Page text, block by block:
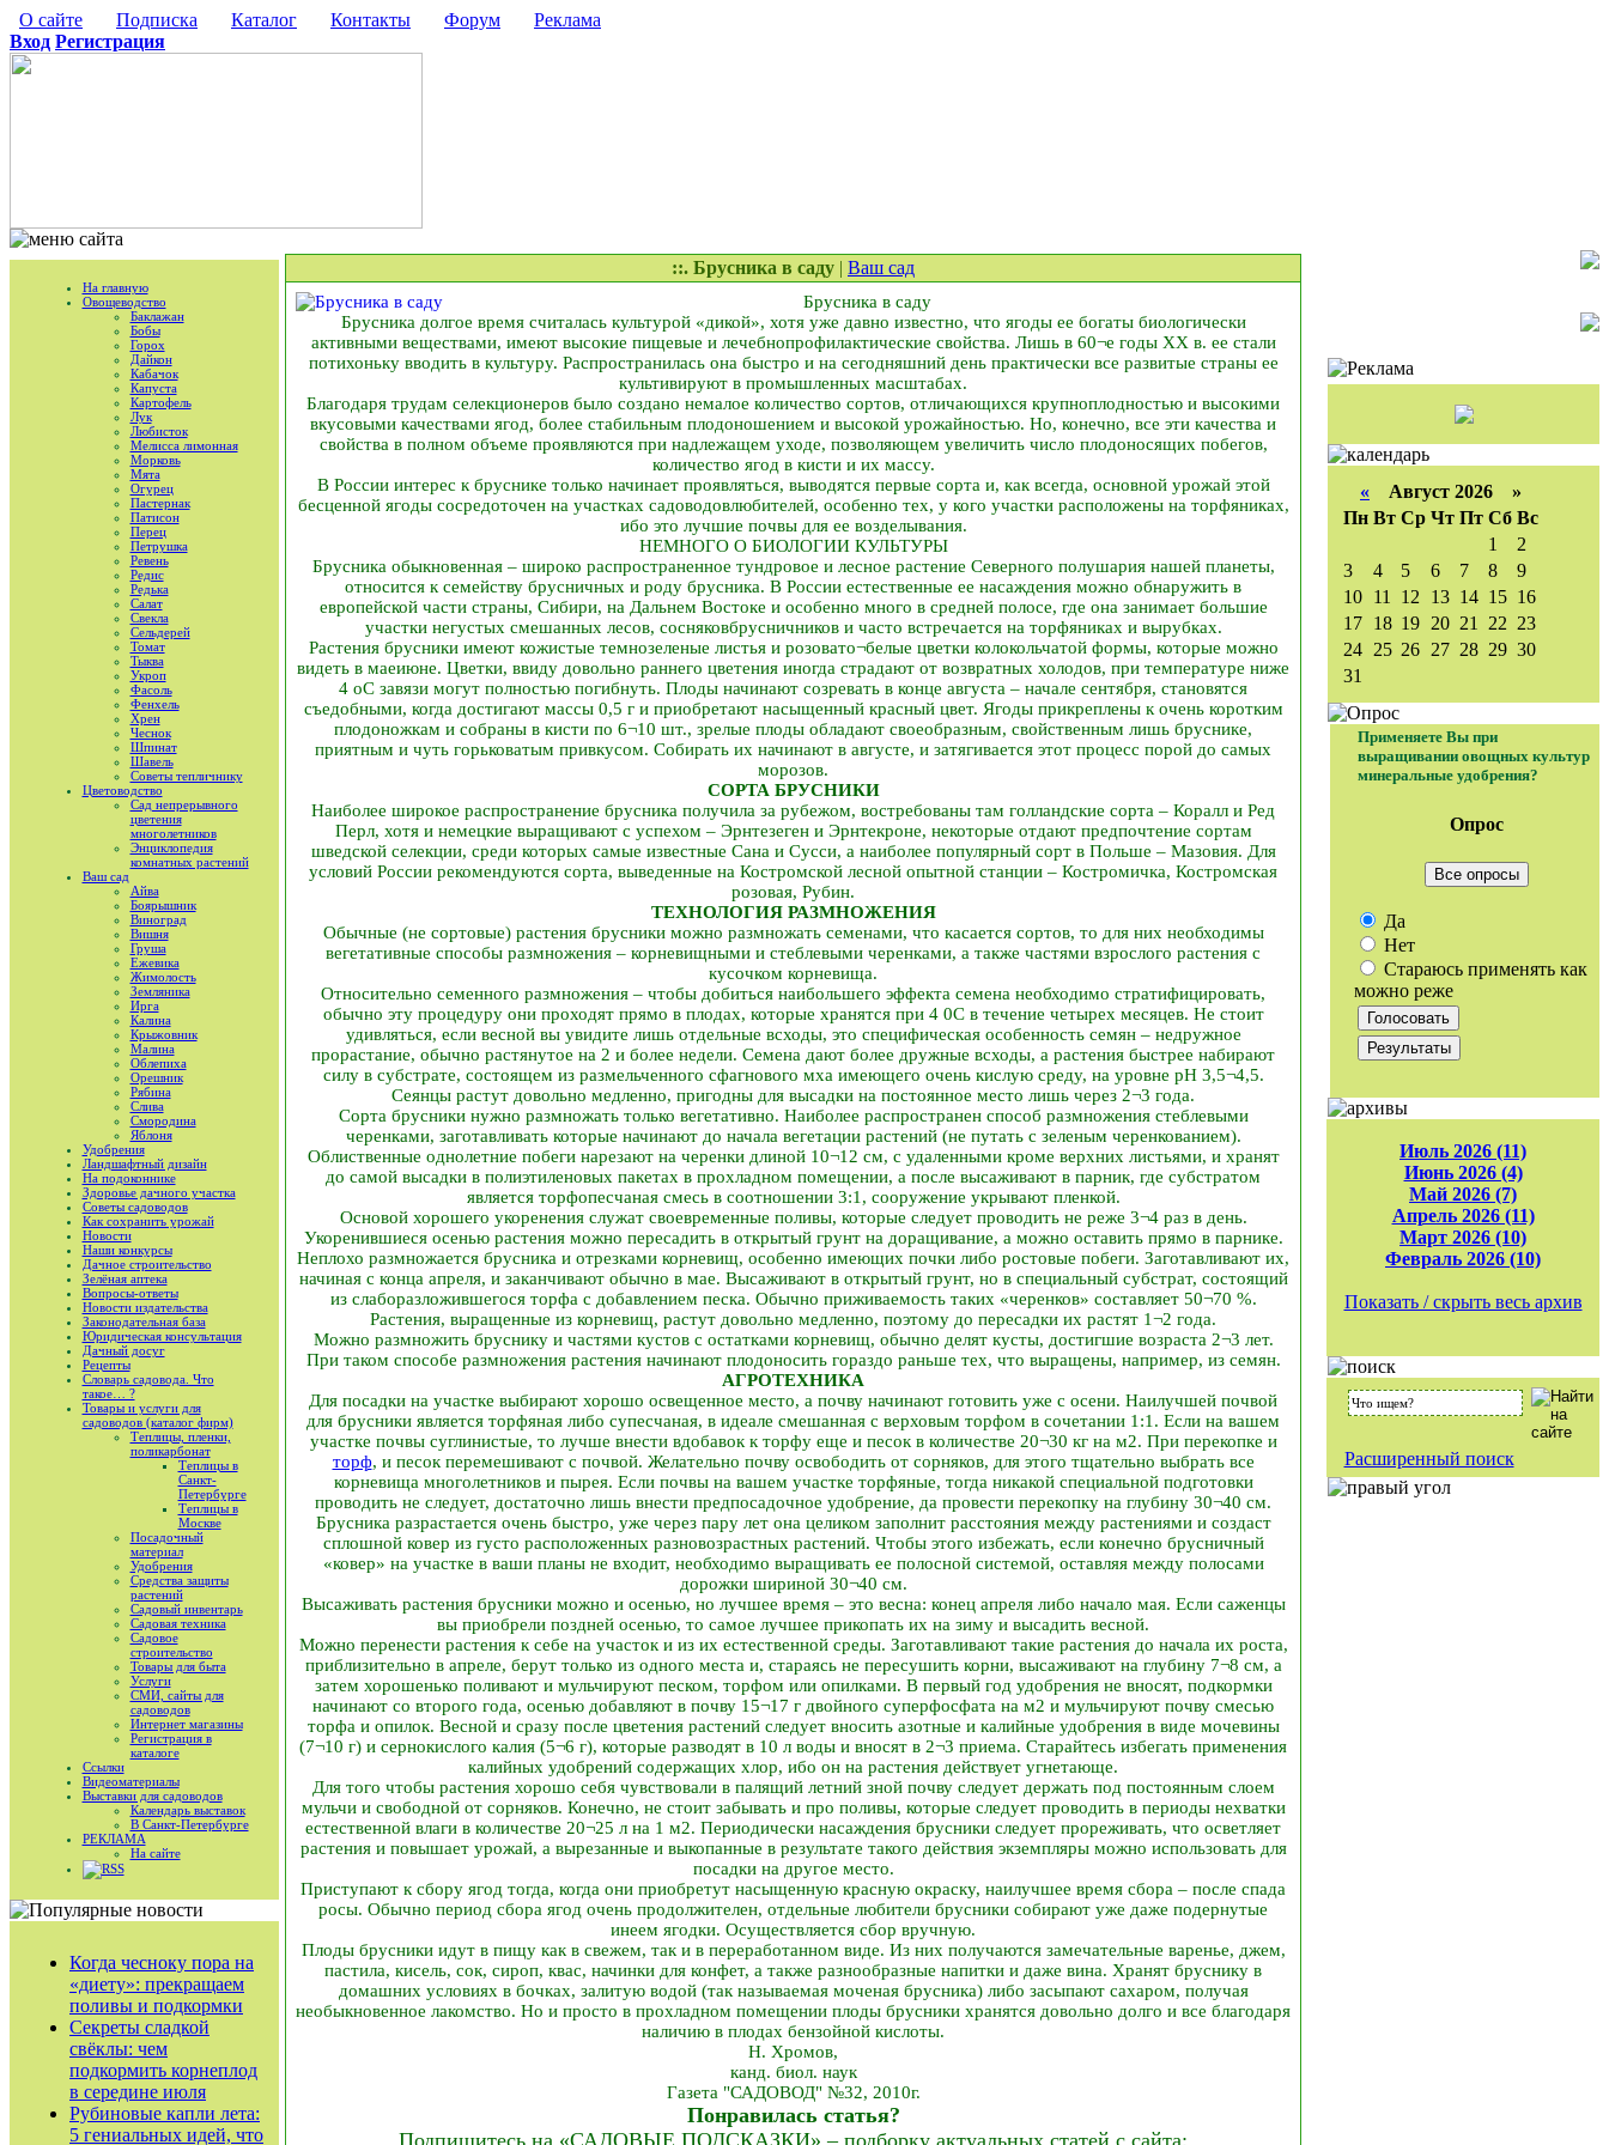
О сайте Подписка Каталог Контакты Форум
Реклама
Вход Регистрация
На главную
Овощеводство
Баклажан
Бобы
Горох
Дайкон
Кабачок
Капуста
Картофель
Лук
Любисток
Мелисса лимонная
Морковь
Мята
Огурец
Пастернак
Патисон
Перец
Петрушка
Ревень
Редис
Редька
Салат
Свекла
Сельдерей
Томат
Тыква
Укроп
Фасоль
Фенхель
Хрен
Чеснок
Шпинат
Шавель
Советы тепличнику
Цветоводство
Сад непрерывного
цветения
многолетников
Энциклопедия
комнатных растений
Ваш сад
Айва
Боярышник
Виноград
Вишня
Груша
Ежевика
Жимолость
Земляника
Ирга
Калина
Крыжовник
Малина
Облепиха
Орешник
Рябина
Слива
Смородина
Яблоня
Удобрения
Ландшафтный дизайн
На подоконнике
Здоровье дачного участка
Советы садоводов
Как сохранить урожай
Новости
Наши конкурсы
Дачное строительство
Зелёная аптека
Вопросы-ответы
Новости издательства
Законодательная база
Юридическая консультация
Дачный досуг
Рецепты
Словарь садовода. Что
такое… ?
Товары и услуги для
садоводов (каталог фирм)
Теплицы, пленки,
поликарбонат
Теплицы в
Санкт-
Петербурге
Теплицы в
Москве
Посадочный
материал
Удобрения
Средства защиты
растений
Садовый инвентарь
Садовая техника
Садовое
строительство
Товары для быта
Услуги
СМИ, сайты для
садоводов
Интернет магазины
Регистрация в
каталоге
Ссылки
Видеоматериалы
Выставки для садоводов
Календарь выставок
В Санкт-Петербурге
РЕКЛАМА
На сайте
RSS
Когда чесноку пора на
«диету»: прекращаем
поливы и подкормки
Секреты сладкой
свёклы: чем
подкормить корнеплод
в середине июля
Рубиновые капли лета:
5 гениальных идей, что
::. Брусника в саду | Ваш сад
Брусника в саду
Брусника долгое время считалась культурой «дикой», хотя уже давно известно, что ягоды ее богаты биологически
активными веществами, имеют высокие пищевые и лечебно­профилактические свойства. Лишь в 60¬е годы ХХ в. ее стали
потихоньку вводить в культуру. Распространилась она быстро и на сегодняшний день практически все развитые страны ее
культивируют в промышленных масштабах.
Благодаря трудам селекционеров было создано немалое количество сортов, отличающихся крупноплодностью и высокими
вкусовыми качествами ягод, более стабильным плодоношением и высокой урожайностью. Но, конечно, все эти качества и
свойства в полном объеме проявляются при надлежащем уходе, позволяющем увеличить число плодоносящих побегов,
количество ягод в кисти и их массу.
В России интерес к бруснике только начинает проявляться, выводятся первые сорта и, как всегда, основной урожай этой
бесценной ягоды сосредоточен на участках садоводов­любителей, особенно тех, у кого участки расположены на торфяниках,
ибо это лучшие почвы для ее возделывания.
НЕМНОГО О БИОЛОГИИ КУЛЬТУРЫ
Брусника обыкновенная – широко распространенное тундровое и лесное растение Северного полушария нашей планеты,
относится к семейству брусничных и роду брусника. В России естественные ее насаждения можно обнаружить в
европейской части страны, Сибири, на Дальнем Востоке и особенно много в средней полосе, где она занимает большие
участки негустых смешанных лесов, сосняков­брусничников и часто встречается на торфяниках и вырубках.
Растения брусники имеют кожистые темно­зеленые листья и розовато¬белые цветки колокольчатой формы, которые можно
видеть в мае­июне. Цветки, ввиду довольно раннего цветения иногда страдают от возвратных холодов, при температуре ниже
4 оС завязи могут полностью погибнуть. Плоды начинают созревать в конце августа – начале сентября, становятся
съедобными, когда достигают массы 0,5 г и приобретают насыщенный красный цвет. Ягоды прикреплены к очень коротким
плодоножкам и собраны в кисти по 6¬10 шт., зрелые плоды обладают своеобразным, свойственным лишь бруснике,
приятным и чуть горьковатым привкусом. Собирать их начинают в августе, и затягивается этот процесс порой до самых
морозов.
СОРТА БРУСНИКИ
Наиболее широкое распространение брусника получила за рубежом, востребованы там голландские сорта – Коралл и Ред
Перл, хотя и немецкие выращивают с успехом – Эрнтезеген и Эрнтекроне, некоторые отдают предпочтение сортам
шведской селекции, среди которых самые известные Сана и Сусси, а наиболее популярный сорт в Польше – Мазовия. Для
условий России рекомендуются сорта, выведенные на Костромской лесной опытной станции – Костромичка, Костромская
розовая, Рубин.
ТЕХНОЛОГИЯ РАЗМНОЖЕНИЯ
Обычные (не сортовые) растения брусники можно размножать семенами, что касается сортов, то для них необходимы
вегетативные способы размножения – корневищными и стеблевыми черенками, а также частями взрослого растения с
кусочком корневища.
Относительно семенного размножения – чтобы добиться наибольшего эффекта семена необходимо стратифицировать,
обычно эту процедуру они проходят прямо в плодах, которые хранятся при 4 0С в течение четырех месяцев. Не стоит
удивляться, если весной вы увидите лишь отдельные всходы, это специфическая особенность семян – недружное
прорастание, обычно растянутое на 2 и более недели. Семена дают более дружные всходы, а растения быстрее набирают
силу в субстрате, состоящем из размельченного сфагнового мха имеющего очень кислую среду, на уровне pH 3,5¬4,5.
Сеянцы растут довольно медленно, пригодны для высадки на постоянное место лишь через 2¬3 года.
Сорта брусники нужно размножать только вегетативно. Наиболее распространен способ размножения стеблевыми
черенками, заготавливать которые начинают до начала вегетации растений (не путать с зеленым черенкованием).
Облиственные однолетние побеги нарезают на черенки длиной 10¬12 см, с удаленными кроме верхних листьями, и хранят
до самой высадки в полиэтиленовых пакетах в прохладном помещении, а после высаживают в парник, где субстратом
является торфопесчаная смесь в соотношении 3:1, сооружение укрывают пленкой.
Основой хорошего укоренения служат своевременные поливы, которые следует проводить не реже 3¬4 раз в день.
Укоренившиеся осенью растения можно пересадить в открытый грунт на доращивание, а можно оставить прямо в парнике.
Неплохо размножается брусника и отрезками корневищ, особенно имеющих почки либо ростовые побеги. Заготавливают их,
начиная с конца апреля, и заканчивают обычно в мае. Высаживают в открытый грунт, но в специальный субстрат, состоящий
из слаборазложившегося торфа с добавлением песка. Обычно приживаемость таких «черенков» составляет 50¬70 %.
Растения, выращенные из корневищ, растут довольно медленно, поэтому до пересадки их растят 1¬2 года.
Можно размножить бруснику и частями кустов с остатками корневищ, обычно делят кусты, достигшие возраста 2¬3 лет.
При таком способе размножения растения начинают плодоносить гораздо раньше тех, что выращены, например, из семян.
АГРОТЕХНИКА
Для посадки на участке выбирают хорошо освещенное место, а почву начинают готовить уже с осени. Наилучшей почвой
для брусники является торфяная либо супесчаная, в идеале смешанная с верховым торфом в сочетании 1:1. Если на вашем
участке почвы суглинистые, то лучше внести вдобавок к торфу еще и песок в количестве 20¬30 кг на м2. При перекопке и
торф, и песок перемешивают с почвой. Желательно почву освободить от сорняков, для этого тщательно выбрать все
корневища многолетников и пырея. Если почвы на вашем участке торфяные, тогда никакой специальной подготовки
проводить не следует, достаточно лишь внести предпосадочное удобрение, да провести перекопку на глубину 30¬40 см.
Брусника разрастается очень быстро, уже через пару лет она целиком заполнит расстояния между растениями и создаст
сплошной ковер из густо расположенных разновозрастных растений. Чтобы этого избежать, если конечно брусничный
«ковер» на участке в ваши планы не входит, необходимо выращивать ее полосной системой, оставляя между полосами
дорожки шириной 30¬40 см.
Высаживать растения брусники можно и осенью, но лучшее время – это весна: конец апреля либо начало мая. Если саженцы
вы приобрели поздней осенью, то самое лучшее прикопать их на зиму и высадить весной.
Можно перенести растения к себе на участок и из их естественной среды. Заготавливают такие растения до начала их роста,
приблизительно в апреле, берут только из одного места и, стараясь не пересушить корни, высаживают на глубину 7¬8 см, а
затем хорошенько поливают и мульчируют песком, торфом или опилками. В первый год удобрения не вносят, подкормки
начинают со второго года, осенью добавляют в почву 15¬17 г двойного суперфосфата на м2 и мульчируют почву смесью
торфа и опилок. Весной и сразу после цветения растений следует вносить азотные и калийные удобрения в виде мочевины
(7¬10 г) и сернокислого калия (5¬6 г), которые разводят в 10 л воды и вносят в 2¬3 приема. Старайтесь избегать применения
калийных удобрений содержащих хлор, ибо он на растения действует угнетающе.
Для того чтобы растения хорошо себя чувствовали в палящий летний зной почву следует держать под постоянным слоем
мульчи и свободной от сорняков. Конечно, не стоит забывать и про поливы, которые следует проводить в периоды нехватки
естественной влаги в количестве 20¬25 л на 1 м2. Периодически насаждения брусники следует прореживать, что осветляет
растения и повышает урожай, а вырезанные и выкопанные в результате такого действия экземпляры можно использовать для
посадки на другое место.
Приступают к сбору ягод тогда, когда они приобретут насыщенную красную окраску, наилучшее время сбора – после спада
росы. Обычно период сбора ягод очень продолжителен, отдельные любители брусники собирают уже даже подернутые
инеем ягодки. Осуществляется сбор вручную.
Плоды брусники идут в пищу как в свежем, так и в переработанном виде. Из них получаются замечательные варенье, джем,
пастила, кисель, сок, сироп, квас, начинки для конфет, а также разнообразные напитки и даже вина. Хранят бруснику в
домашних условиях в бочках, залитую водой (так называемая моченая брусника) либо засыпают сахаром, получая
необыкновенное лакомство. Но и просто в прохладном помещении плоды брусники хранятся довольно долго и все благодаря
наличию в плодах бензойной кислоты.
Н. Хромов,
канд. биол. наук
Газета "САДОВОД" №32, 2010г.
Понравилась статья?
Подпишитесь на «САДОВЫЕ ПОДСКАЗКИ» – подборку актуальных статей с сайта:
« Август 2026 »
Пн Вт Ср Чт Пт Сб Вс
1
2
3
4 5 6 7 8
9
10 11 12 13 14 15 16
17 18 19 20 21 22 23
24 25 26 27 28 29 30
31
Применяете Вы при
выращивании овощных культур
минеральные удобрения?
Опрос
Все опросы
Да
Нет
Стараюсь применять как
можно реже
Июль 2026 (11)
Июнь 2026 (4)
Май 2026 (7)
Апрель 2026 (11)
Март 2026 (10)
Февраль 2026 (10)
Показать / скрыть весь архив
Расширенный поиск